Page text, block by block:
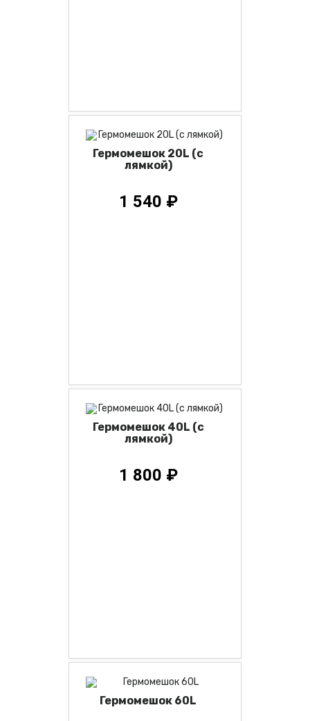
Гермомешок 20L (с
лямкой)
1 540 ₽
Гермомешок 40L (с
лямкой)
1 800 ₽
Гермомешок 60L